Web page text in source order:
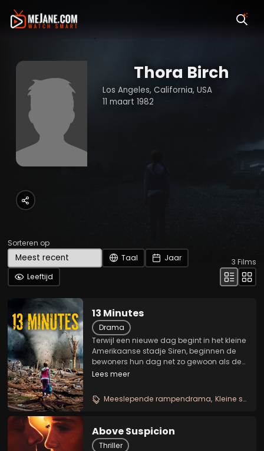
Thora Birch
Los Angeles, California, USA
11 maart 1982
Sorteren op
Taal
Jaar
Leeftijd
3 Films
13 Minutes
Drama
Terwijl een nieuwe dag begint in het kleine
Amerikaanse stadje Siren, beginnen de
bewoners hun dag net zo gewoon als de
vorige. Moeder Natuur heeft echter
hebben slechts 13 minuten om onderdak
te zoeken voordat de...
Lees meer
Meeslepende rampendrama Kleine stad onder druk
Above Suspicion
Thriller